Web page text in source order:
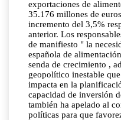
exportaciones de
35.176 millones de
incremento del 3,5%
anterior. Los
de manifiesto " la
española de
senda de crecimiento ,
geopolítico inestable
impacta en la
capacidad de inversión
también ha apelado al
políticas para que